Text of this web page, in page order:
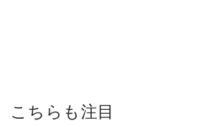
こちらも注目